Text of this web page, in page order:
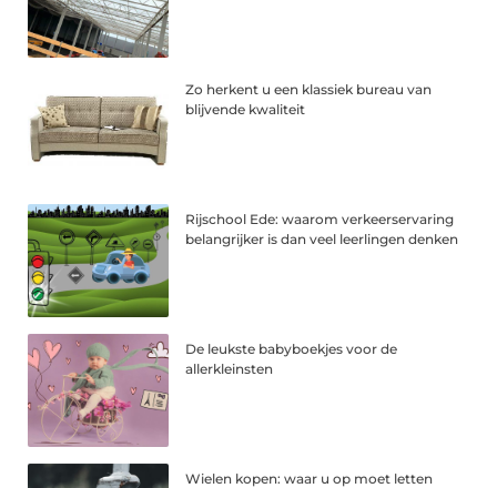
Zo herkent u een klassiek bureau van
blijvende kwaliteit
Rijschool Ede: waarom verkeerservaring
belangrijker is dan veel leerlingen denken
De leukste babyboekjes voor de
allerkleinsten
Wielen kopen: waar u op moet letten